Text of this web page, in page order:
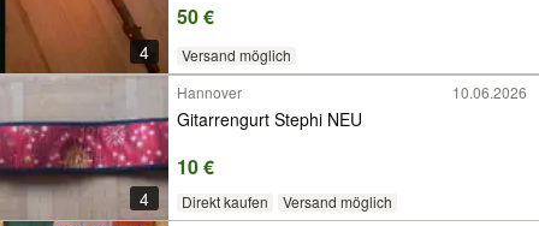
4
50 €
Versand möglich
4
Hannover 10.06.2026
Gitarrengurt Stephi NEU
10 €
Direkt kaufen Versand möglich